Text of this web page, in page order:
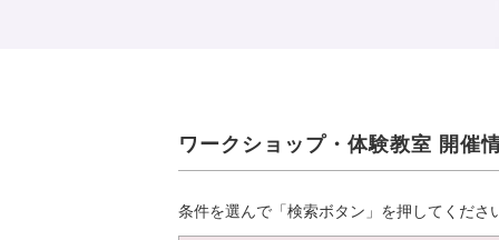
ワークショップ・体験教室 開催
条件を選んで「検索ボタン」を押してくだ